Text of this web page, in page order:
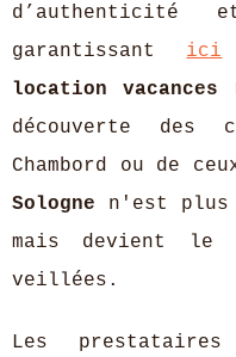
d’authenticité
garantissant ici
location vacances
découverte des
Chambord ou de
Sologne n'est plus
mais devient le
veillées.
Les